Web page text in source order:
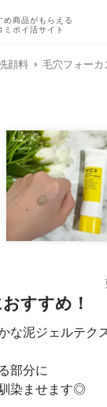
め商品がもらえる
ミポイ活サイト
顔料 毛穴フォー
すすめ！
な泥ジェルテク
部分に
染ませます◎